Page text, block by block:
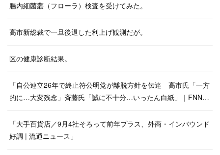
腸内細菌叢（フローラ）検査を受けてみた。
高市新総裁で一旦後退した利上げ観測だが。
区の健康診断結果。
「自公連立26年で終止符公明党が離脱方針を伝達 高市氏「一方
的に…大変残念」斉藤氏「誠に不十分…いったん白紙」｜FNN…
「大手百貨店／9月4社そろって前年プラス、外商・インバウンド
好調 | 流通ニュース」